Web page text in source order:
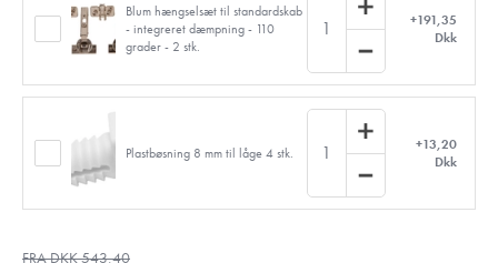
Blum hængselsæt til standardskab
- integreret dæmpning - 110
grader - 2 stk.
1
+191,35
Dkk
Plastbøsning 8 mm til låge 4 stk. 1
+13,20
Dkk
FRA DKK 543,40